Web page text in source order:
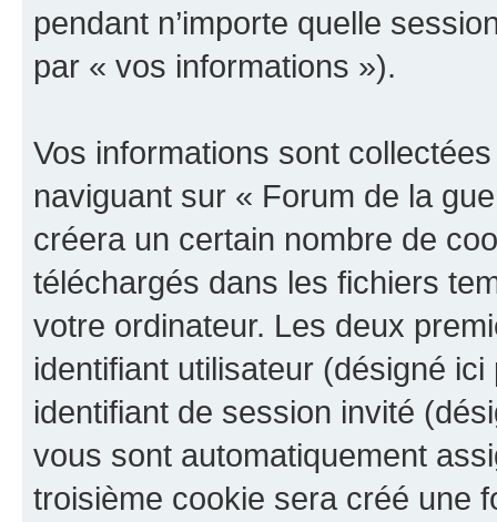
pendant n’importe quelle
par « vos informations »).
Vos informations sont
naviguant sur « Forum de la
créera un certain nombre de
téléchargés dans les fichiers
votre ordinateur. Les deux
identifiant utilisateur (désigné
identifiant de session invité
vous sont automatiquement
troisième cookie sera créé une